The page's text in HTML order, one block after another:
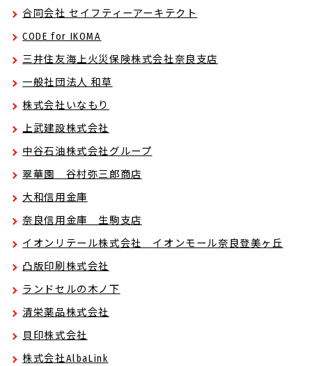
合同会社 セイフティーアーキテクト
CODE for IKOMA
三井住友海上火災保険株式会社奈良支店
一般社団法人 和草
株式会社いなもり
上武建設株式会社
中谷石油株式会社グループ
翠華園 谷村弥三郎商店
大和信用金庫
奈良信用金庫 生駒支店
イオンリテール株式会社 イオンモール奈良登美ヶ丘
凸版印刷株式会社
ランドセルの木ノ下
清栄薬品株式会社
貝印株式会社
株式会社AlbaLink